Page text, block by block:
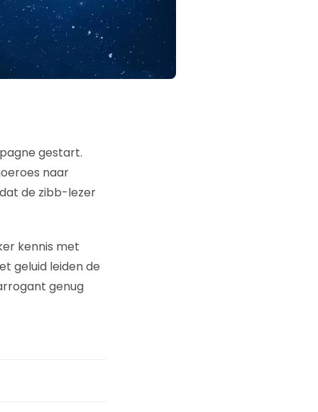
gestart.
naar
de zibb-lezer
kennis met
geluid leiden de
genug